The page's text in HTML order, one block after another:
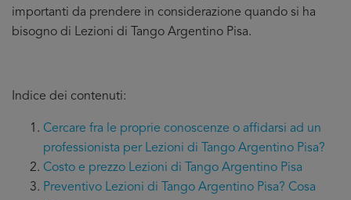
importanti da prendere in considerazione quando si ha
bisogno di Lezioni di Tango Argentino Pisa.
Indice dei contenuti:
Cercare fra le proprie conoscenze o affidarsi ad un
professionista per Lezioni di Tango Argentino Pisa?
Costo e prezzo Lezioni di Tango Argentino Pisa
Preventivo Lezioni di Tango Argentino Pisa? Cosa